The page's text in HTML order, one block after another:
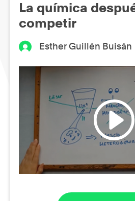
La química
competir
Esther Guillén Buisán